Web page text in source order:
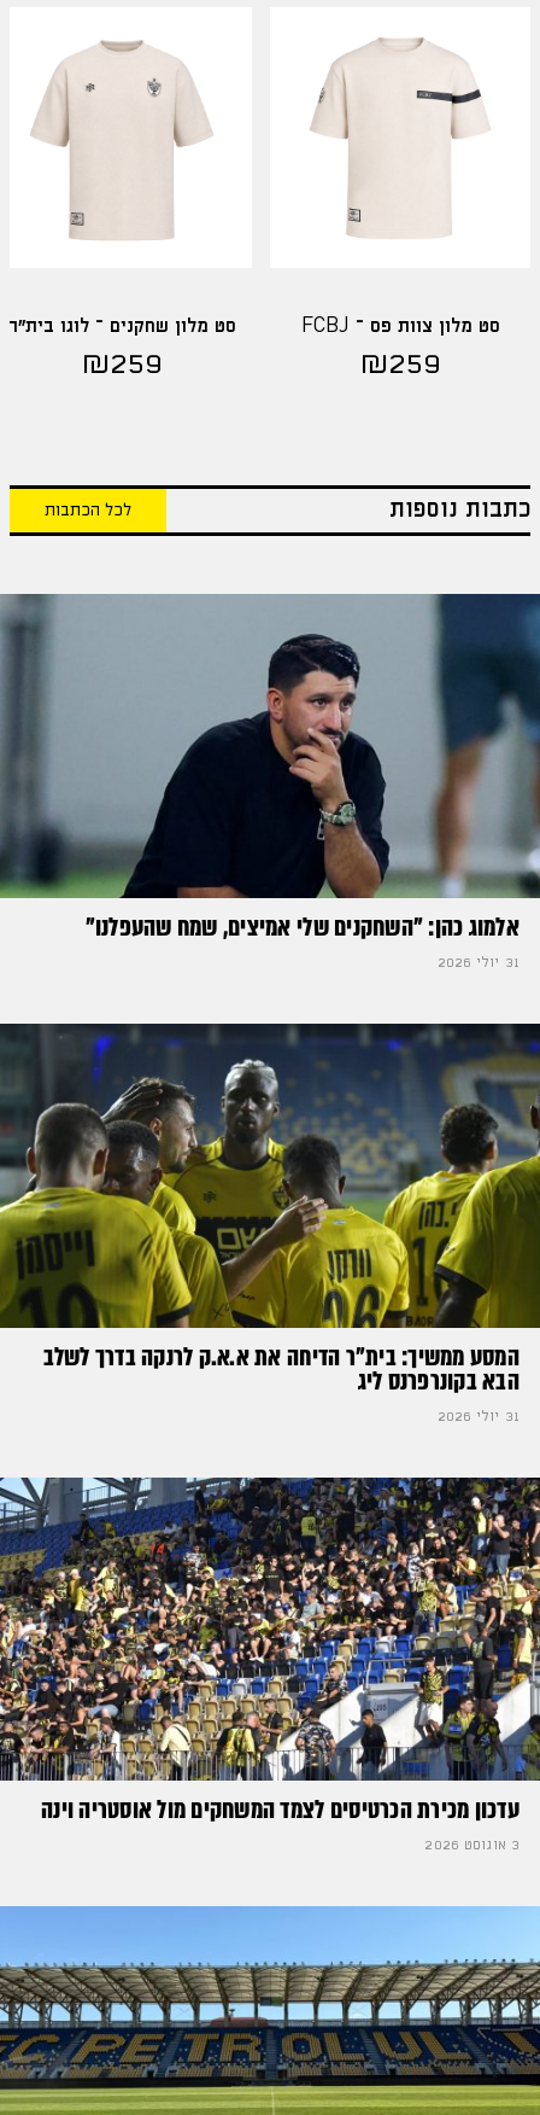
סט מלון צוות פס – FCBJ
₪259
סט מלון שחקנים – לוגו בית"ר
₪259
כתבות נוספות לכל הכתבות
אלמוג כהן: "השחקנים שלי אמיצים, שמח שהעפלנו"
31 יולי 2026
המסע ממשיך: בית"ר הדיחה את א.א.ק לרנקה בדרך לשלב
הבא בקונרפרנס ליג
31 יולי 2026
עדכון מכירת הכרטיסים לצמד המשחקים מול אוסטריה וינה
3 אוגוסט 2026